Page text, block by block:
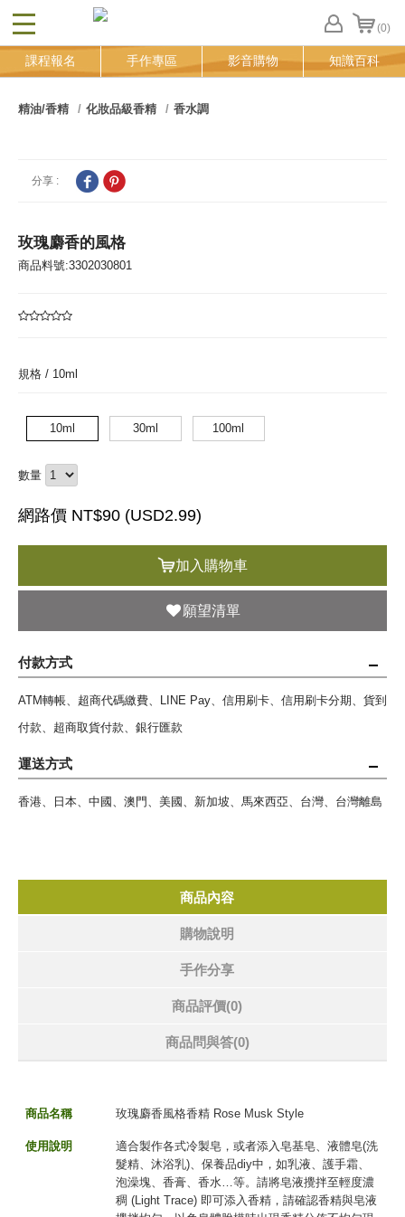
CLOSE (0)
FB
登
課程報名 手作專區 影音購物 知識百科
精油/香精 化妝品級香精 香水調
分享 :
玫瑰麝香的風格
商品料號:3302030801
規格 / 10ml
10ml 30ml 100ml
數量
網路價 NT$90 (USD2.99)
加入購物車
願望清單
付款方式
ATM轉帳、超商代碼繳費、LINE Pay、信用刷卡、信用刷卡分期、貨到
付款、超商取貨付款、銀行匯款
運送方式
香港、日本、中國、澳門、美國、新加坡、馬來西亞、台灣、台灣離島
商品內容
購物說明
手作分享
商品評價(0)
商品問與答(0)
商品名稱 玫瑰麝香風格香精 Rose Musk Style
使用說明
適合製作各式冷製皂，或者添入皂基皂、液體皂(洗
髮精、沐浴乳)、保養品diy中，如乳液、護手霜、
泡澡塊、香膏、香水…等。請將皂液攪拌至輕度濃
稠 (Light Trace) 即可添入香精，請確認香精與皂液